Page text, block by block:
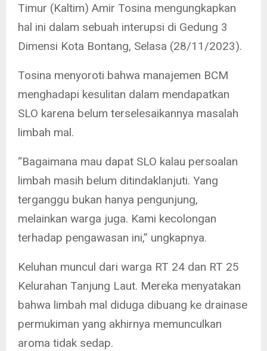
Timur (Kaltim) Amir Tosina mengungkapkan
hal ini dalam sebuah interupsi di Gedung 3
Dimensi Kota Bontang, Selasa (28/11/2023).
Tosina menyoroti bahwa manajemen BCM
menghadapi kesulitan dalam mendapatkan
SLO karena belum terselesaikannya masalah
limbah mal.
“Bagaimana mau dapat SLO kalau persoalan
limbah masih belum ditindaklanjuti. Yang
terganggu bukan hanya pengunjung,
melainkan warga juga. Kami kecolongan
terhadap pengawasan ini,” ungkapnya.
Keluhan muncul dari warga RT 24 dan RT 25
Kelurahan Tanjung Laut. Mereka menyatakan
bahwa limbah mal diduga dibuang ke drainase
permukiman yang akhirnya memunculkan
aroma tidak sedap.